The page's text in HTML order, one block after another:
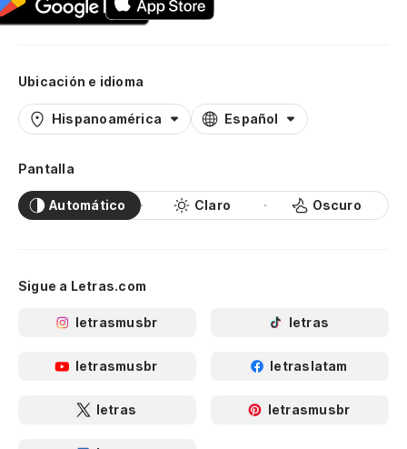
Ubicación e idioma
Hispanoamérica Español
Pantalla
Automático Claro Oscuro
Sigue a Letras.com
letrasmusbr letras
letrasmusbr letraslatam
letras letrasmusbr